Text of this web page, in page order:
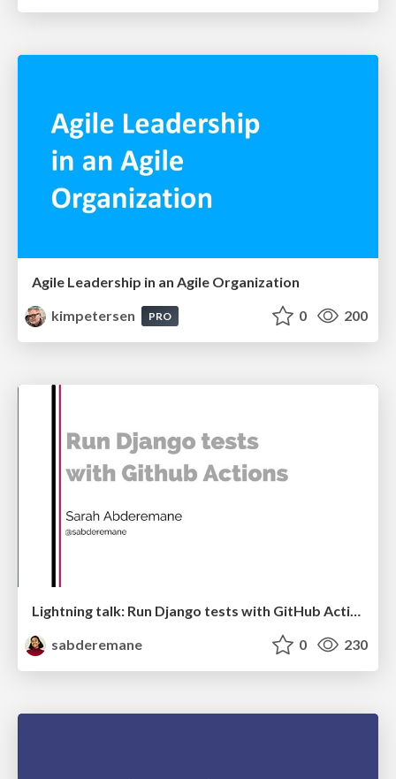
Agile Leadership in an Agile Organization
kimpetersen
PRO 0 200
Lightning talk: Run Django tests with GitHub Actions
sabderemane
0 230